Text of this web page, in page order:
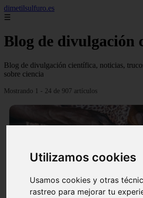
Utilizamos cookies
Usamos cookies y otras
rastreo para mejorar tu
dimetilsulfuro.es
☰
Blog de divulgación
Blog de divulgación científica, noticias,
sobre ciencia
Mostrando 1 - 24 de 907 artículos